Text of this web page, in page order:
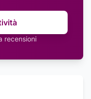
recensioni